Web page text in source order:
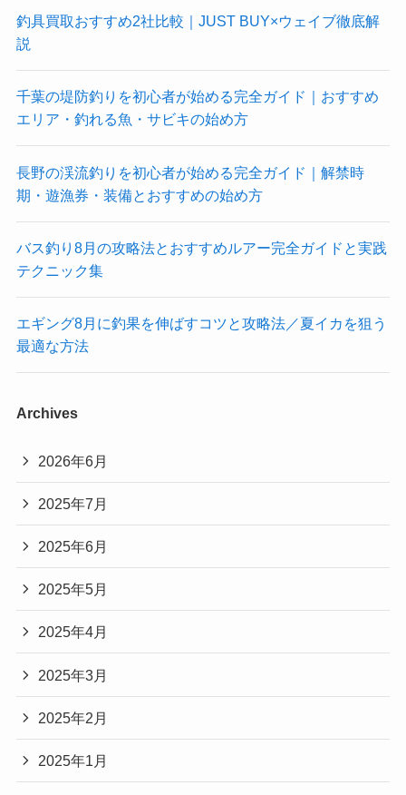
釣具買取おすすめ2社比較｜JUST BUY×ウェイブ徹底解
説
千葉の堤防釣りを初心者が始める完全ガイド｜おすすめ
エリア・釣れる魚・サビキの始め方
長野の渓流釣りを初心者が始める完全ガイド｜解禁時
期・遊漁券・装備とおすすめの始め方
バス釣り8月の攻略法とおすすめルアー完全ガイドと実践
テクニック集
エギング8月に釣果を伸ばすコツと攻略法／夏イカを狙う
最適な方法
Archives
2026年6月
2025年7月
2025年6月
2025年5月
2025年4月
2025年3月
2025年2月
2025年1月